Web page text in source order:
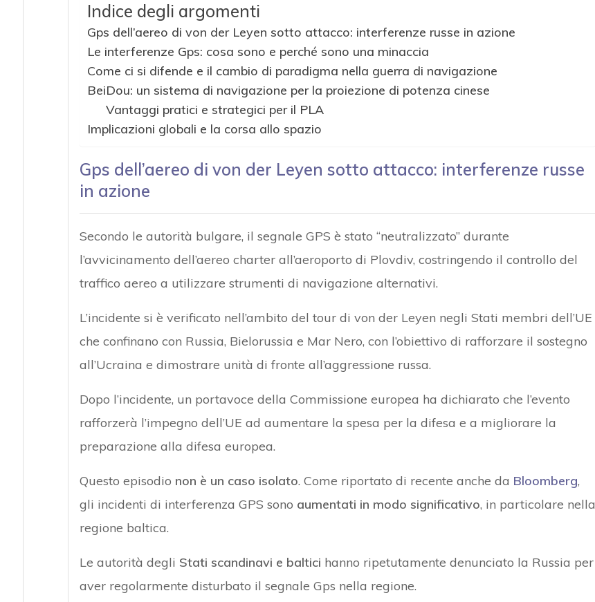
Indice degli argomenti
Gps dell’aereo di von der Leyen sotto attacco: interferenze russe in azione
Le interferenze Gps: cosa sono e perché sono una minaccia
Come ci si difende e il cambio di paradigma nella guerra di navigazione
BeiDou: un sistema di navigazione per la proiezione di potenza cinese
Vantaggi pratici e strategici per il PLA
Implicazioni globali e la corsa allo spazio
Gps dell’aereo di von der Leyen sotto attacco: interferenze russe
in azione
Secondo le autorità bulgare, il segnale GPS è stato “neutralizzato” durante
l’avvicinamento dell’aereo charter all’aeroporto di Plovdiv, costringendo il controllo del
traffico aereo a utilizzare strumenti di navigazione alternativi.
L’incidente si è verificato nell’ambito del tour di von der Leyen negli Stati membri dell’UE
che confinano con Russia, Bielorussia e Mar Nero, con l’obiettivo di rafforzare il sostegno
all’Ucraina e dimostrare unità di fronte all’aggressione russa.
Dopo l’incidente, un portavoce della Commissione europea ha dichiarato che l’evento
rafforzerà l’impegno dell’UE ad aumentare la spesa per la difesa e a migliorare la
preparazione alla difesa europea.
Questo episodio non è un caso isolato. Come riportato di recente anche da Bloomberg,
gli incidenti di interferenza GPS sono aumentati in modo significativo, in particolare nella
regione baltica.
Le autorità degli Stati scandinavi e baltici hanno ripetutamente denunciato la Russia per
aver regolarmente disturbato il segnale Gps nella regione.